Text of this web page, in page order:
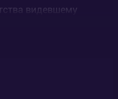
видевшему
нелегко, но он
даром. Даже
не озлобился, не